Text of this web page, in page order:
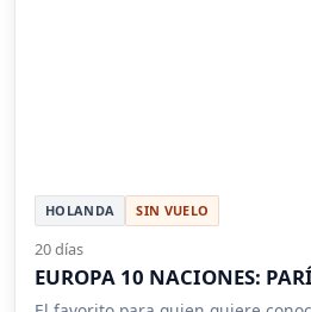
HOLANDA SIN VUELO
20 días
EUROPA 10 NACIONES: